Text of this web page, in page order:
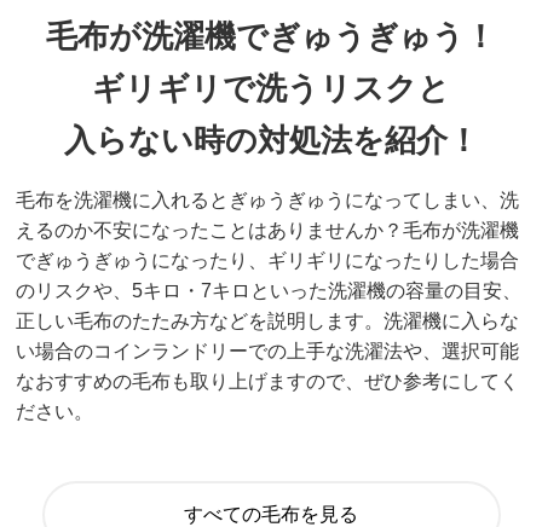
毛布が洗濯機でぎゅうぎゅう！
ギリギリで洗うリスクと
入らない時の対処法を紹介！
毛布を洗濯機に入れるとぎゅうぎゅうになってしまい、洗
えるのか不安になったことはありませんか？毛布が洗濯機
でぎゅうぎゅうになったり、ギリギリになったりした場合
のリスクや、5キロ・7キロといった洗濯機の容量の目安、
正しい毛布のたたみ方などを説明します。洗濯機に入らな
い場合のコインランドリーでの上手な洗濯法や、選択可能
なおすすめの毛布も取り上げますので、ぜひ参考にしてく
ださい。
すべての毛布を見る